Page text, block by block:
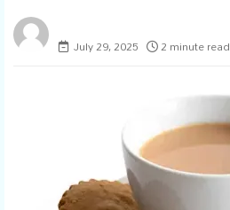
July 29, 2025
2 minute read